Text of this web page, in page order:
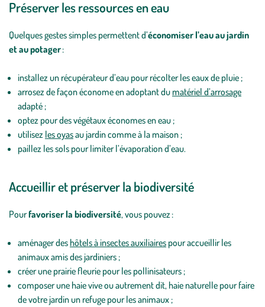
Préserver les ressources en eau
Quelques gestes simples permettent d’économiser l’eau au jardin
et au potager:
installez un récupérateur d’eau pour récolter les eaux de pluie ;
arrosez de façon économe en adoptant du matériel d’arrosage
adapté ;
optez pour des végétaux économes en eau ;
utilisez les oyasau jardin comme à la maison ;
paillez les sols pour limiter l’évaporation d’eau.
Accueillir et préserver la biodiversité
Pourfavoriser la biodiversité, vous pouvez :
aménager des hôtels à insectes auxiliaires pour accueillir les
animaux amis des jardiniers ;
créer une prairie fleurie pour les pollinisateurs ;
composer une haie vive ou autrement dit, haie naturelle pour faire
de votre jardin un refuge pour les animaux ;